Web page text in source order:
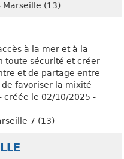
Marseille (13)
à la mer et à la
toute sécurité et créer
et de partage entre
favoriser la mixité
créée le 02/10/2025 -
7 (13)